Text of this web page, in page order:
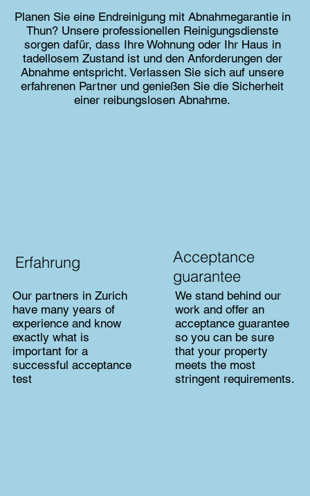
Planen Sie eine Endreinigung mit Abnahmegarantie in
Thun? Unsere professionellen Reinigungsdienste
sorgen dafür, dass Ihre Wohnung oder Ihr Haus in
tadellosem Zustand ist und den Anforderungen der
Abnahme entspricht. Verlassen Sie sich auf unsere
erfahrenen Partner und genießen Sie die Sicherheit
einer reibungslosen Abnahme.
Our partners in Zurich
have many years of
experience and know
exactly what is
important for a
successful acceptance
test
Erfahrung
Acceptance
guarantee
We stand behind our
work and offer an
acceptance guarantee
so you can be sure
that your property
meets the most
stringent requirements.